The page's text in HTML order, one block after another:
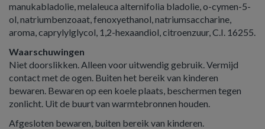
manukabladolie, melaleuca alternifolia bladolie, o-cymen-5-
ol, natriumbenzoaat, fenoxyethanol, natriumsaccharine,
aroma, caprylylglycol, 1,2-hexaandiol, citroenzuur, C.I. 16255.
Waarschuwingen
Niet doorslikken. Alleen voor uitwendig gebruik. Vermijd
contact met de ogen. Buiten het bereik van kinderen
bewaren. Bewaren op een koele plaats, beschermen tegen
zonlicht. Uit de buurt van warmtebronnen houden.
Afgesloten bewaren, buiten bereik van kinderen.